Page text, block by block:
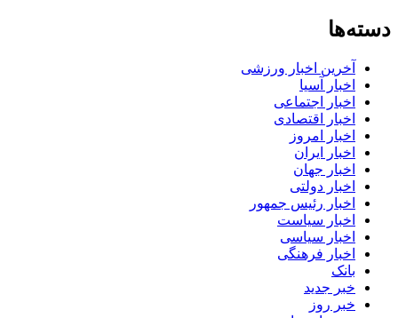
دسته‌ها
آخرین اخبار ورزشی
اخبار آسیا
اخبار اجتماعی
اخبار اقتصادی
اخبار امروز
اخبار ایران
اخبار جهان
اخبار دولتی
اخبار رئیس جمهور
اخبار سیاست
اخبار سیاسی
اخبار فرهنگی
بانک
خبر جدید
خبر روز